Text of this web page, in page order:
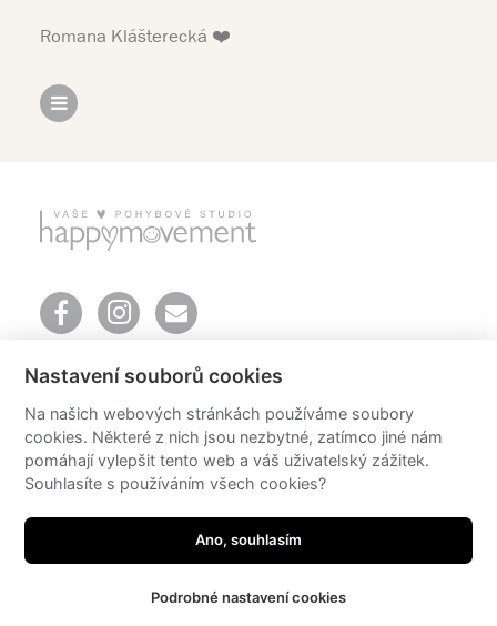
Romana Klášterecká ❤️
603 00 Brno
email:info@happyoga.cz
Mgr. Romana Klášterecká Ph.D.
email:romana@happyoga.cz
design by Radka Sedlačíková
JRWN
Nastavení souborů cookies
Na našich webových stránkách používáme soubory
cookies. Některé z nich jsou nezbytné, zatímco jiné nám
pomáhají vylepšit tento web a váš uživatelský zážitek.
Souhlasíte s používáním všech cookies?
Ano, souhlasím
Podrobné nastavení cookies